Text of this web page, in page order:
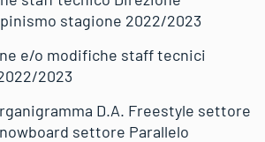
stagione 2022/2023
e/o modifiche staff tecnici
2023
D.A. Freestyle settore
settore Parallelo